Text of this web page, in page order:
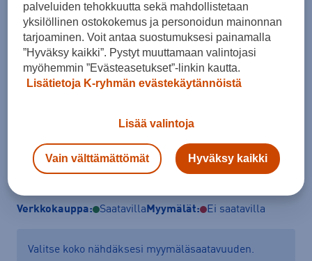
Koko
M
Kokotaulukko
Lisää ostoskoriin
Verkkokauppa: Saatavilla Myymälät: Ei saatavilla
Valitse koko nähdäksesi myymäläsaatavuuden.
palveluiden tehokkuutta sekä mahdollistetaan
yksilöllinen ostokokemus ja personoidun mainonnan
tarjoaminen. Voit antaa suostumuksesi painamalla
”Hyväksy kaikki”. Pystyt muuttamaan valintojasi
myöhemmin ”Evästeasetukset”-linkin kautta.
Lisätietoja K-ryhmän evästekäytännöistä
Lisää valintoja
Vain välttämättömät Hyväksy kaikki